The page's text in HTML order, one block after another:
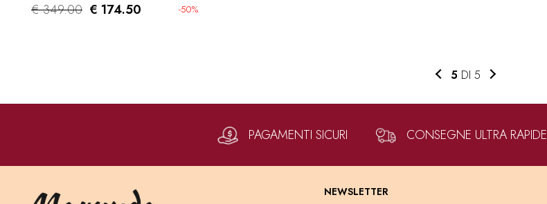
€ 349.00 -50%
€ 174.50
5DI 5
PAGAMENTI SICURI CONSEGNE ULTRA RAPIDE
NEWSLETTER